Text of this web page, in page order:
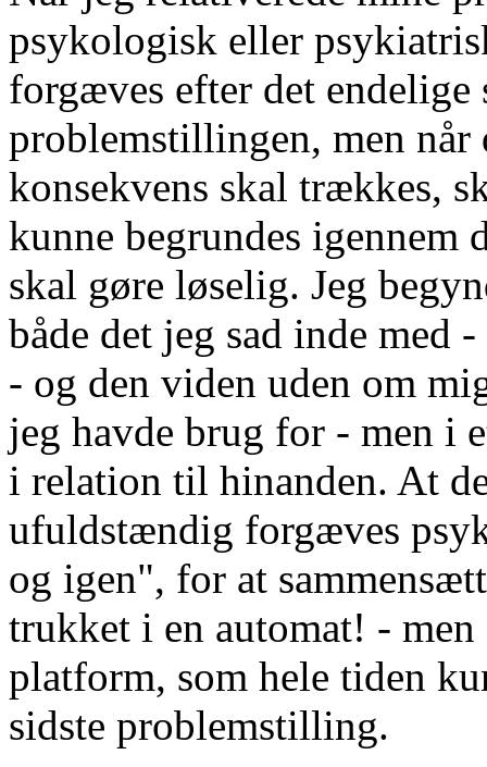
psykologisk eller
forgæves efter det endelige
problemstillingen, men når
konsekvens skal trækkes,
kunne begrundes igennem
skal gøre løselig. Jeg
både det jeg sad inde med
- og den viden uden om
jeg havde brug for - men i
i relation til hinanden. At
ufuldstændig forgæves
og igen", for at
trukket i en automat! - men
platform, som hele tiden
sidste problemstilling.